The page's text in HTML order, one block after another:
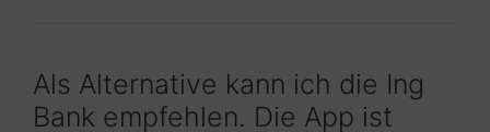
Als Alternative kann ich die Ing
Bank empfehlen. Die App ist